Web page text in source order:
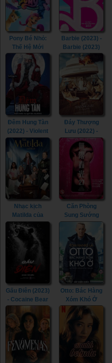
Pony Bé Nhỏ:
Thế Hệ Mới
(2021) - My
Little Pony: A
New Generation
(2021)
Barbie (2023) -
Barbie (2023)
Đêm Hung Tàn
(2022) - Violent
Night (2022)
Đáy Thượng
Lưu (2022) -
Triangle of
Sadness (2022)
Nhạc kịch
Matilda của
Roald Dahl
(2022) - Roald
Dahl's Matilda
(2022)
Căn Phòng
Sung Sướng
(2015) - In the
Room (2015)
Gấu Điên (2023)
- Cocaine Bear
(2023)
Otto: Bác Hàng
Xóm Khó Ở
(2022) - A Man
Called Otto
(2022)